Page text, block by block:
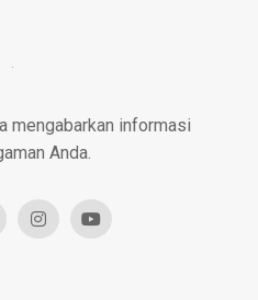
mengabarkan informasi
Anda.